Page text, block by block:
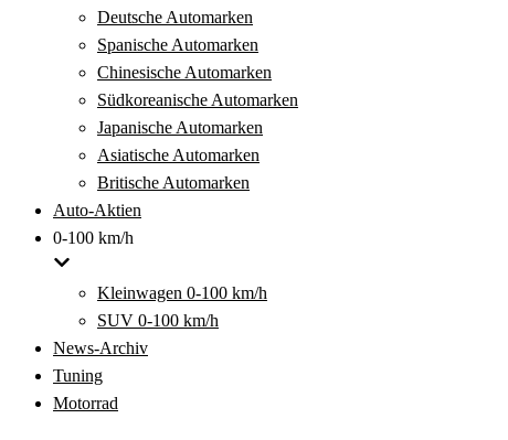
Deutsche Automarken
Spanische Automarken
Chinesische Automarken
Südkoreanische Automarken
Japanische Automarken
Asiatische Automarken
Britische Automarken
Auto-Aktien
0-100 km/h
Kleinwagen 0-100 km/h
SUV 0-100 km/h
News-Archiv
Tuning
Motorrad